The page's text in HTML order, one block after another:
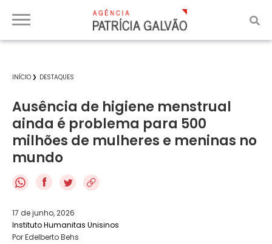
INÍCIO DESTAQUES
Ausência de higiene menstrual
ainda é problema para 500
milhões de mulheres e meninas no
mundo
f
17 de junho, 2026
Instituto Humanitas Unisinos
Por Edelberto Behs